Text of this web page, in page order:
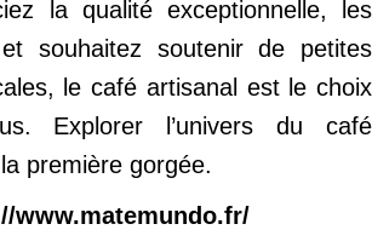
la qualité exceptionnelle, les
souhaitez soutenir de petites
le café artisanal est le choix
Explorer l’univers du café
première gorgée.
www.matemundo.fr/